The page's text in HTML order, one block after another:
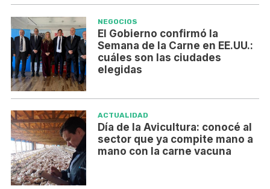
NEGOCIOS
El Gobierno confirmó la
Semana de la Carne en EE.UU.:
cuáles son las ciudades
elegidas
ACTUALIDAD
Día de la Avicultura: conocé al
sector que ya compite mano a
mano con la carne vacuna